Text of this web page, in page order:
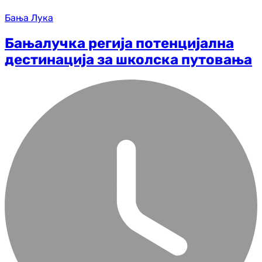
Бања Лука
Бањалучка регија потенцијална
дестинација за школска путовања